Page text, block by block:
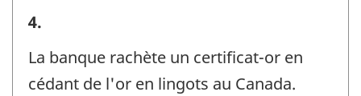
Exemples
-
Identificateur
4.
La banque rachète un certificat-or en
cédant de l'or en lingots au Canada.